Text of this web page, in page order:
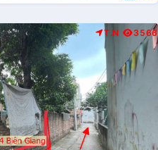
T.N 3566